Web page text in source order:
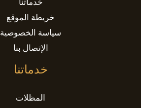
خدماتنا
خريطة الموقع
سياسة الخصوصية
الإتصال بنا
خدماتنا
المظلات